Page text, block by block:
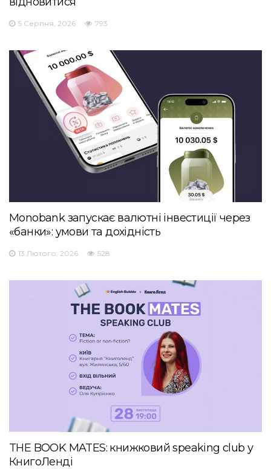
5 Серпня, 2026 793
Monobank запускає валютні інвестиції через
«банки»: умови та дохідність
13 Лютого, 2026 528
THE BOOK MATES: книжковий speaking club у
КнигоЛенді